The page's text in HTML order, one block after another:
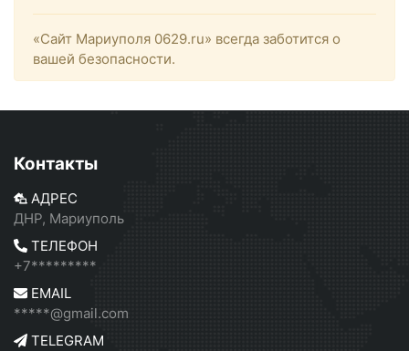
«Сайт Мариуполя 0629.ru» всегда заботится о
вашей безопасности.
Контакты
АДРЕС
ДНР, Мариуполь
ТЕЛЕФОН
+7*********
EMAIL
*****@gmail.com
TELEGRAM